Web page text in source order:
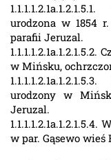
urodzona w 1854
parafii Jeruzal.
w Mińsku,
urodzony w
Jeruzal.
w par. Gąsewo wieś